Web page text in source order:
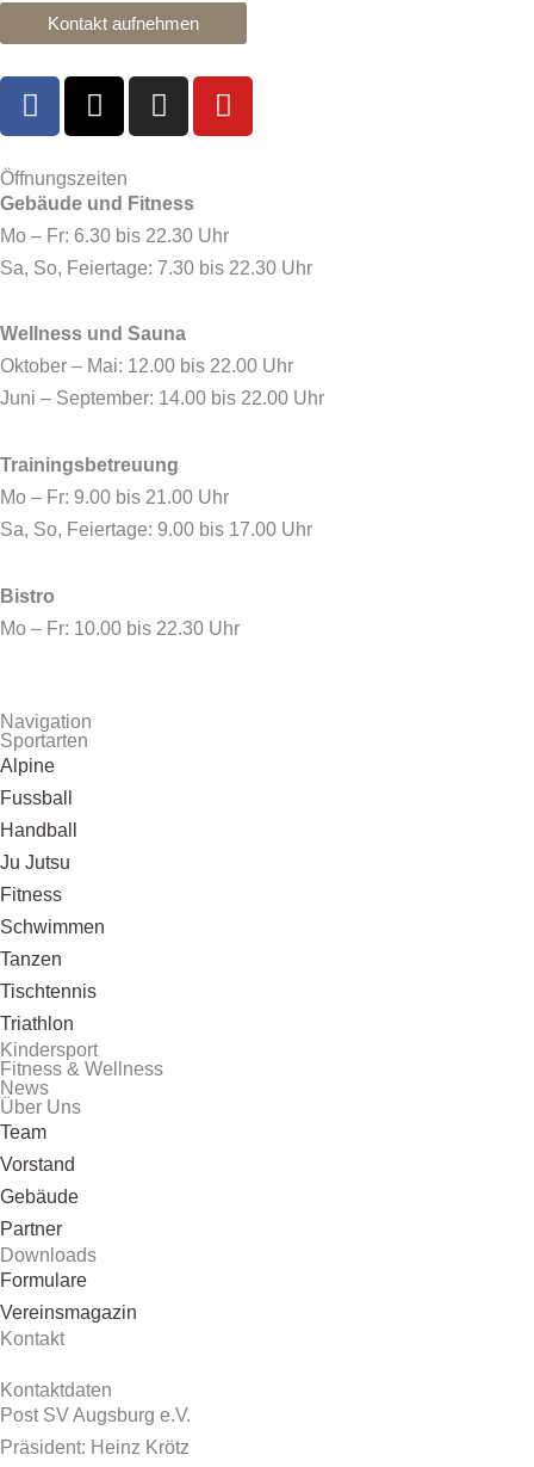
Kontakt aufnehmen
F
a
e
b
o
o
X
-
w
i
t
t
r
I
n
a
g
r
m
Y
o
b
e
Öffnungszeiten
Gebäude und Fitness
Mo – Fr: 6.30 bis 22.30 Uhr
Sa, So, Feiertage: 7.30 bis 22.30 Uhr
Wellness und Sauna
Oktober – Mai: 12.00 bis 22.00 Uhr
Juni – September: 14.00 bis 22.00 Uhr
Trainingsbetreuung
Mo – Fr: 9.00 bis 21.00 Uhr
Sa, So, Feiertage: 9.00 bis 17.00 Uhr
Bistro
Mo – Fr: 10.00 bis 22.30 Uhr
Navigation
Sportarten
Alpine
Fussball
Handball
Ju Jutsu
Fitness
Schwimmen
Tanzen
Tischtennis
Triathlon
Kindersport
Fitness & Wellness
News
Über Uns
Team
Vorstand
Gebäude
Partner
Downloads
Formulare
Vereinsmagazin
Kontakt
Kontaktdaten
Post SV Augsburg e.V.
Präsident: Heinz Krötz